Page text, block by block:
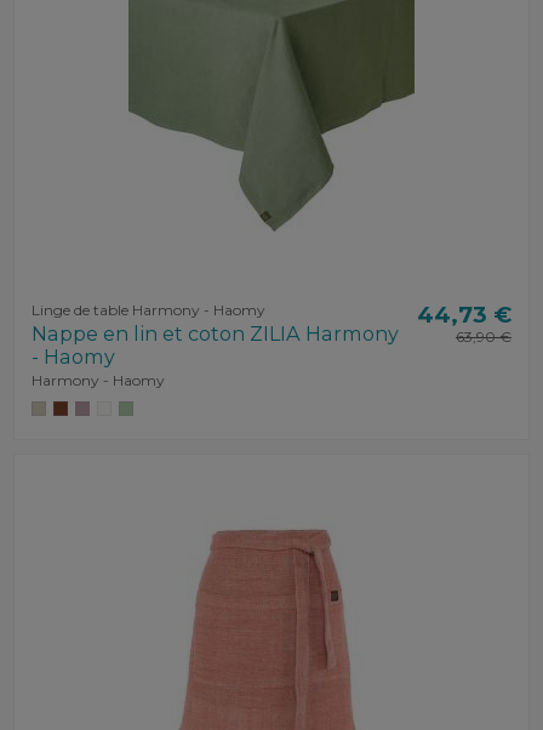
Linge de table Harmony - Haomy
Nappe en lin et coton ZILIA Harmony
- Haomy
Harmony - Haomy
44,73 €
63,90 €